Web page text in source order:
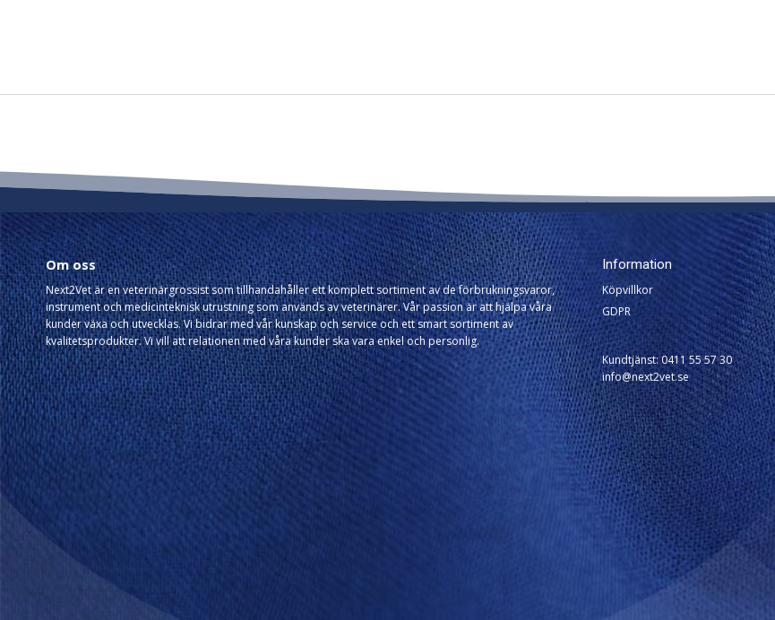
Om oss
Next2Vet är en veterinärgrossist som tillhandahåller ett komplett sortiment av de förbrukningsvaror,
instrument och medicinteknisk utrustning som används av veterinärer. Vår passion är att hjälpa våra
kunder växa och utvecklas. Vi bidrar med vår kunskap och service och ett smart sortiment av
kvalitetsprodukter. Vi vill att relationen med våra kunder ska vara enkel och personlig.
Information
Köpvillkor
GDPR
Kundtjänst: 0411 55 57 30
info@next2vet.se